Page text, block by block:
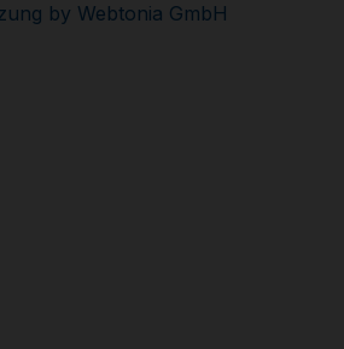
by Webtonia GmbH